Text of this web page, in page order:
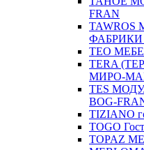
FRAN
ФАБРИКИ
TEO
TERA
МИРО-
TES
BOG-
TIZIANO
TOGO
TOPAZ